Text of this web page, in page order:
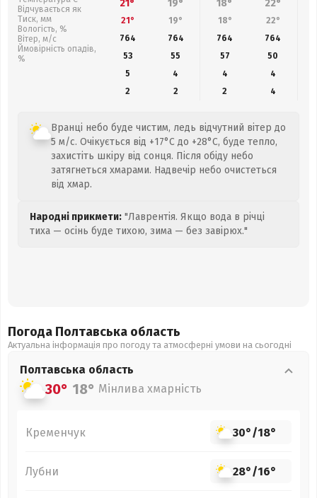
Відчувається як
Тиск, мм
Вологість, %
Вітер, м/с
Ймовірність опадів,
%
21° 19° 18° 22°
21° 19° 18° 22°
764
764 764 764
53
55 57 50
5
4 4
4
2
2 2 4
Вранці небо буде чистим, ледь відчутний вітер до
5 м/с. Очікується від +17°C до +28°C, буде тепло,
захистіть шкіру від сонця. Після обіду небо
затягнеться хмарами. Надвечір небо очистеться
від хмар.
Народні прикмети: "Лаврентія. Якщо вода в річці
тиха — осінь буде тихою, зима — без завірюх."
Погода Полтавська область
Актуальна інформація про погоду та атмосферні умови на сьогодні
Полтавська область
30° 18° Мінлива хмарність
Кременчук 30°/18°
Лубни 28°/16°